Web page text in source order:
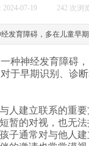
2024-07-19 242 次浏
发育障碍，多在儿童早
种神经发育障碍
于早期识别、诊
人建立联系的重
暂的对视，也无
子通常对与他人